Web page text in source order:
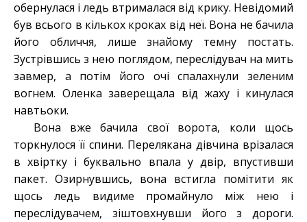
обернулася і ледь втрималася від крику. Невідомий
був всього в кількох кроках від неї. Вона не бачила
його обличчя, лише знайому темну постать.
Зустрівшись з нею поглядом, переслідувач на мить
завмер, а потім його очі спалахнули зеленим
вогнем. Оленка заверещала від жаху і кинулася
навтьоки.
Вона вже бачила свої ворота, коли щось
торкнулося її спини. Перелякана дівчина врізалася
в хвіртку і буквально впала у двір, впустивши
пакет. Озирнувшись, вона встигла помітити як
щось ледь видиме промайнуло між нею і
переслідувачем, зіштовхнувши його з дороги.